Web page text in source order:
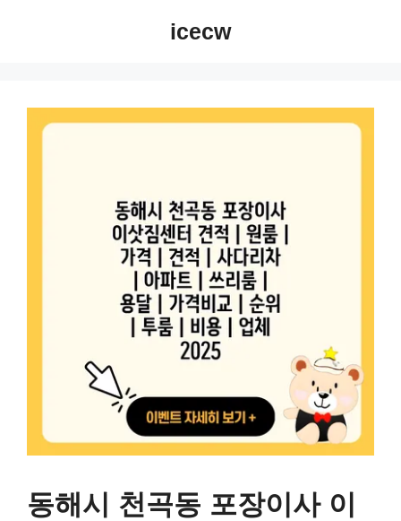
icecw
동해시 천곡동 포장이사 이